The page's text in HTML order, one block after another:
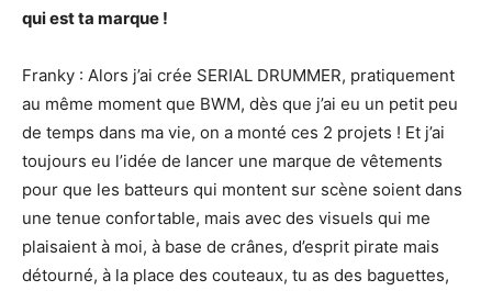
qui est ta marque !
Franky : Alors j’ai crée SERIAL DRUMMER, pratiquement
au même moment que BWM, dès que j’ai eu un petit peu
de temps dans ma vie, on a monté ces 2 projets ! Et j’ai
toujours eu l’idée de lancer une marque de vêtements
pour que les batteurs qui montent sur scène soient dans
une tenue confortable, mais avec des visuels qui me
plaisaient à moi, à base de crânes, d’esprit pirate mais
détourné, à la place des couteaux, tu as des baguettes,